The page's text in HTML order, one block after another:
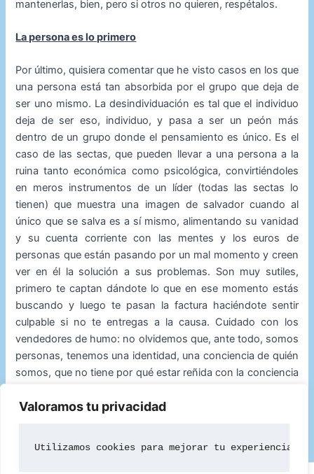
Valoramos tu privacidad
Utilizamos cookies para mejorar tu experiencia
mantenerlas, bien, pero si otros no quieren, respétalos.
La persona es lo primero
Por último, quisiera comentar que he visto casos en los que
una persona está tan absorbida por el grupo que deja de
ser uno mismo. La desindividuación es tal que el individuo
deja de ser eso, individuo, y pasa a ser un peón más
dentro de un grupo donde el pensamiento es único. Es el
caso de las sectas, que pueden llevar a una persona a la
ruina tanto económica como psicológica, convirtiéndoles
en meros instrumentos de un líder (todas las sectas lo
tienen) que muestra una imagen de salvador cuando al
único que se salva es a sí mismo, alimentando su vanidad
y su cuenta corriente con las mentes y los euros de
personas que están pasando por un mal momento y creen
ver en él la solución a sus problemas. Son muy sutiles,
primero te captan dándote lo que en ese momento estás
buscando y luego te pasan la factura haciéndote sentir
culpable si no te entregas a la causa. Cuidado con los
vendedores de humo: no olvidemos que, ante todo, somos
personas, tenemos una identidad, una conciencia de quién
somos, que no tiene por qué estar reñida con la conciencia
contar con aquella persona que nunca nos fallará: